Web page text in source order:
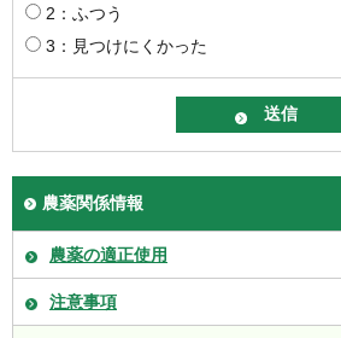
2：ふつう
3：見つけにくかった
農薬関係情報
農薬の適正使用
注意事項